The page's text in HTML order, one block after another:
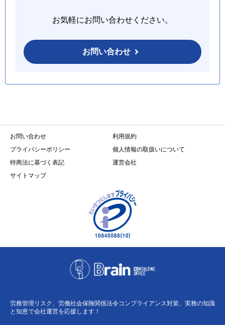
お気軽にお問い合わせください。
お問い合わせ
お問い合わせ
利用規約
プライバシーポリシー
個人情報の取扱いについて
特商法に基づく表記
運営会社
サイトマップ
労務管理リスク、労働社会保険関係法令コンプライアンス対策、実務の知識
と知恵で会社運営を応援します！